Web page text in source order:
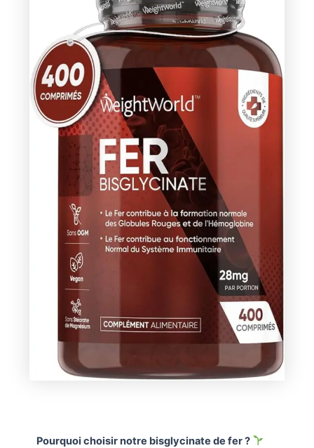
Pourquoi choisir notre bisglycinate de fer ?